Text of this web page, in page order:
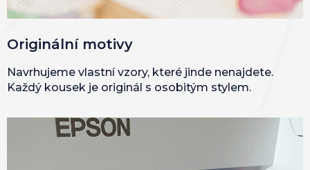
Originální motivy
Navrhujeme vlastní vzory, které jinde nenajdete.
Každý kousek je originál s osobitým stylem.